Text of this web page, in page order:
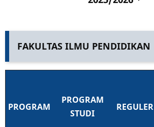
FAKULTAS ILMU PENDIDIKAN
PROGRAM
PROGRAM
STUDI
REGULER